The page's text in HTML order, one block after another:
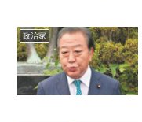
政治家